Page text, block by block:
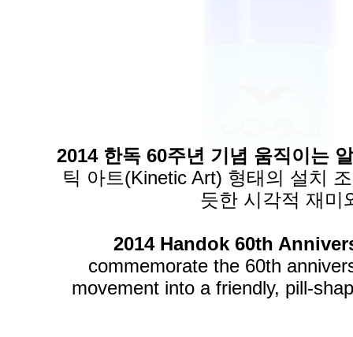
2014 한독 60주년 기념 움직이는
틱 아트(Kinetic Art) 형태의 설치
듯한 시각적 재미
2014 Handok 60th
commemorate the 60th
movement into a friendly, pill-